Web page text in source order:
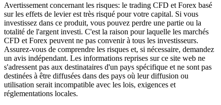
Avertissement concernant les risques: le trading CFD et Forex basé
sur les effets de levier est très risqué pour votre capital. Si vous
investissez dans ce produit, vous pouvez perdre une partie ou la
totalité de l'argent investi. C'est la raison pour laquelle les marchés
CFD et Forex peuvent ne pas convenir à tous les investisseurs.
Assurez-vous de comprendre les risques et, si nécessaire, demandez
un avis indépendant. Les informations reprises sur ce site web ne
s'adressent pas aux destinataires d'un pays spécifique et ne sont pas
destinées à être diffusées dans des pays où leur diffusion ou
utilisation serait incompatible avec les lois, exigences et
réglementations locales.